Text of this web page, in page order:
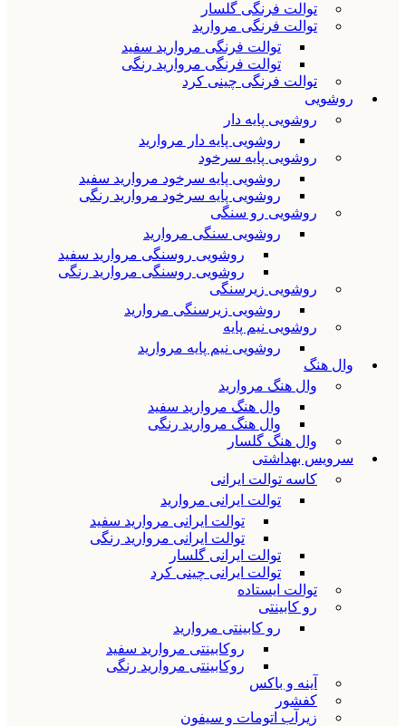
توالت فرنگی گلسار
توالت فرنگی مروارید
توالت فرنگی مروارید سفید
توالت فرنگی مروارید رنگی
توالت فرنگی چینی کرد
روشویی
روشویی پایه دار
روشویی پایه دار مروارید
روشویی پایه سرخود
روشویی پایه سرخود مروارید سفید
روشویی پایه سرخود مروارید رنگی
روشویی رو سنگی
روشویی سنگی مروارید
روشویی روسنگی مروارید سفید
روشویی روسنگی مروارید رنگی
روشویی زیرسنگی
روشویی زیرسنگی مروارید
روشویی نیم پایه
روشویی نیم پایه مروارید
وال هنگ
وال هنگ مروارید
وال هنگ مروارید سفید
وال هنگ مروارید رنگی
وال هنگ گلسار
سرویس بهداشتی
کاسه توالت ایرانی
توالت ایرانی مروارید
توالت ایرانی مروارید سفید
توالت ایرانی مروارید رنگی
توالت ایرانی گلسار
توالت ایرانی چینی کرد
توالت ایستاده
رو کابینتی
رو کابینتی مروارید
روکابینتی مروارید سفید
روکابینتی مروارید رنگی
آینه و باکس
کفشور
زیرآب اتومات و سیفون